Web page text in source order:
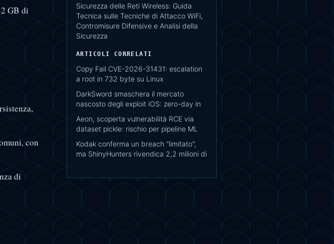
GB di
con
di
Sicurezza delle Reti Wireless: Guida
Tecnica sulle Tecniche di Attacco WiFi,
Contromisure Difensive e Analisi della
Sicurezza
ARTICOLI CORRELATI
Copy Fail CVE-2026-31431: escalation
a root in 732 byte su Linux
DarkSword smaschera il mercato
nascosto degli exploit iOS: zero-day in
Aeon, scoperta vulnerabilità RCE via
dataset pickle: rischio per pipeline ML
Kodak conferma un breach "limitato",
ma ShinyHunters rivendica 2,2 milioni di